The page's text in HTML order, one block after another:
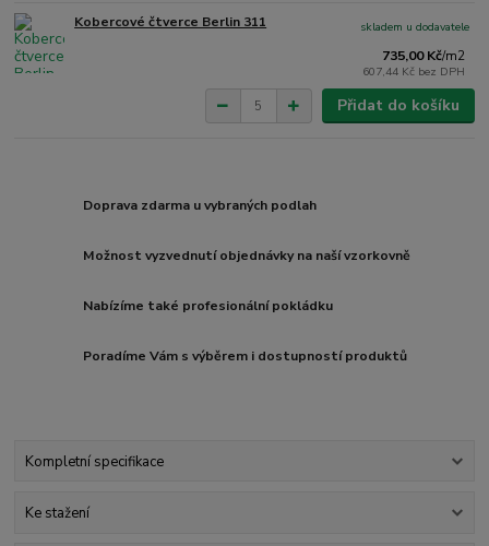
Kobercové čtverce Berlin 311
735,00 Kč/m2
607,44 Kč bez DPH
skladem u dodavatele
Přidat do košíku
Doprava zdarma u vybraných podlah
Možnost vyzvednutí objednávky na naší vzorkovně
Nabízíme také profesionální pokládku
Poradíme Vám s výběrem i dostupností produktů
Kompletní specifikace
Ke stažení